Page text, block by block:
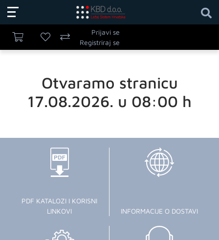
Prijavi se
Registriraj se
Otvaramo stranicu
17.08.2026. u 08:00 h
PDF KATALOZI I KORISNI
LINKOVI
INFORMACIJE O DOSTAVI